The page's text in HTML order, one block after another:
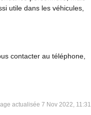
utile dans les véhicules,
contacter au téléphone,
actualisée 7 Nov 2022, 11:31